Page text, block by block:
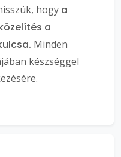
hogy a
a
Minden
készséggel